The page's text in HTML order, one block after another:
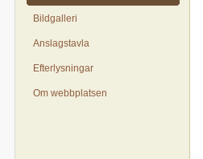
Bildgalleri
Anslagstavla
Efterlysningar
Om webbplatsen